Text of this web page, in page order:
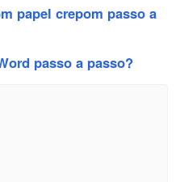
papel crepom passo a
passo a passo?